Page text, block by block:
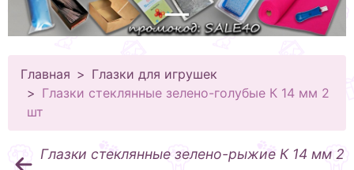
Главная
Глазки для игрушек
Глазки стеклянные зелено-голубые К 14 мм 2
шт
Глазки стеклянные зелено-рыжие К 14 мм 2